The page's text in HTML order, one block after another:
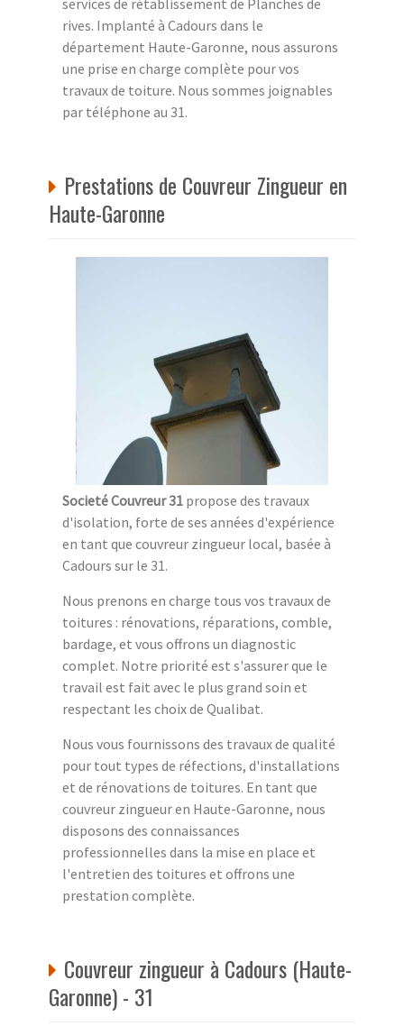
rives. Implanté à Cadours dans le
département Haute-Garonne, nous assurons
une prise en charge complète pour vos
travaux de toiture. Nous sommes joignables
par téléphone au 31.
Prestations de Couvreur Zingueur en
Haute-Garonne
Societé Couvreur 31 propose des travaux
d'isolation, forte de ses années d'expérience
en tant que couvreur zingueur local, basée à
Cadours sur le 31.
Nous prenons en charge tous vos travaux de
toitures : rénovations, réparations, comble,
bardage, et vous offrons un diagnostic
complet. Notre priorité est s'assurer que le
travail est fait avec le plus grand soin et
respectant les choix de Qualibat.
Nous vous fournissons des travaux de qualité
pour tout types de réfections, d'installations
et de rénovations de toitures. En tant que
couvreur zingueur en Haute-Garonne, nous
disposons des connaissances
professionnelles dans la mise en place et
l'entretien des toitures et offrons une
prestation complète.
Couvreur zingueur à Cadours (Haute-
Garonne) - 31